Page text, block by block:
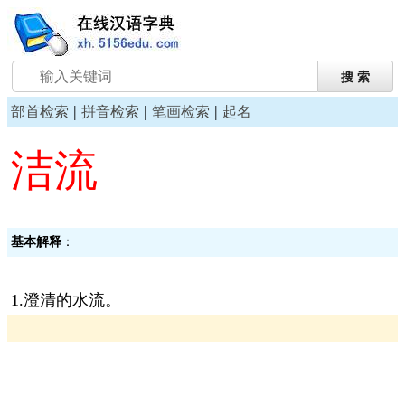
部首检索 | 拼音检索 | 笔画检索 | 起名
洁流
基本解释 ：
1.澄清的水流。